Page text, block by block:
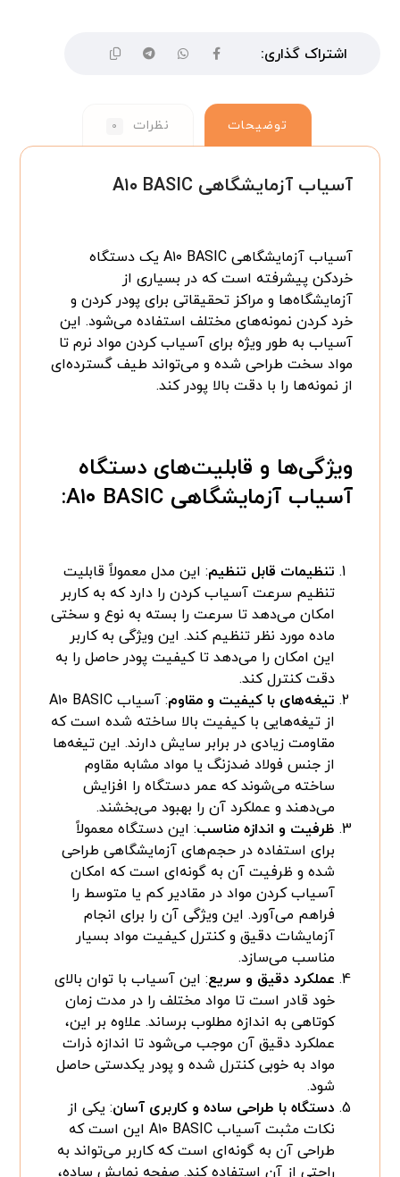
توضیحات نظرات ۰
آسیاب آزمایشگاهی A۱۰ BASIC
آسیاب آزمایشگاهی A۱۰ BASIC یک دستگاه
خردکن پیشرفته است که در بسیاری از
آزمایشگاه‌ها و مراکز تحقیقاتی برای پودر کردن و
خرد کردن نمونه‌های مختلف استفاده می‌شود. این
آسیاب به طور ویژه برای آسیاب کردن مواد نرم تا
مواد سخت طراحی شده و می‌تواند طیف گسترده‌ای
از نمونه‌ها را با دقت بالا پودر کند.
ویژگی‌ها و قابلیت‌های دستگاه
آسیاب آزمایشگاهی A۱۰ BASIC:
تنظیمات قابل تنظیم: این مدل معمولاً قابلیت
تنظیم سرعت آسیاب کردن را دارد که به کاربر
امکان می‌دهد تا سرعت را بسته به نوع و سختی
ماده مورد نظر تنظیم کند. این ویژگی به کاربر
این امکان را می‌دهد تا کیفیت پودر حاصل را به
دقت کنترل کند.
تیغه‌های با کیفیت و مقاوم
: آسیاب A۱۰ BASIC
از تیغه‌هایی با کیفیت بالا ساخته شده است که
مقاومت زیادی در برابر سایش دارند. این تیغه‌ها
از جنس فولاد ضدزنگ یا مواد مشابه مقاوم
ساخته می‌شوند که عمر دستگاه را افزایش
می‌دهند و عملکرد آن را بهبود می‌بخشند.
ظرفیت و اندازه مناسب: این دستگاه معمولاً
برای استفاده در حجم‌های آزمایشگاهی طراحی
شده و ظرفیت آن به گونه‌ای است که امکان
آسیاب کردن مواد در مقادیر کم یا متوسط را
فراهم می‌آورد. این ویژگی آن را برای انجام
آزمایشات دقیق و کنترل کیفیت مواد بسیار
مناسب می‌سازد.
عملکرد دقیق و سریع: این آسیاب با توان بالای
خود قادر است تا مواد مختلف را در مدت زمان
کوتاهی به اندازه مطلوب برساند. علاوه بر این،
عملکرد دقیق آن موجب می‌شود تا اندازه ذرات
مواد به خوبی کنترل شده و پودر یکدستی حاصل
شود.
دستگاه با طراحی ساده و کاربری آسان: یکی از
نکات مثبت آسیاب A۱۰ BASIC این است که
طراحی آن به گونه‌ای است که کاربر می‌تواند به
راحتی از آن استفاده کند. صفحه نمایش ساده،